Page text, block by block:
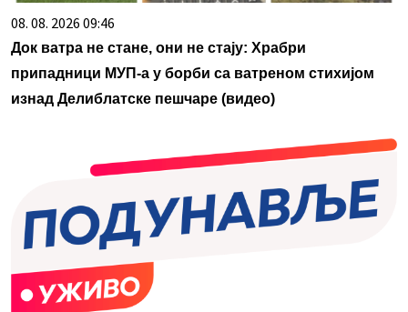
08. 08. 2026 09:46
Док ватра не стане, они не стају: Храбри
припадници МУП-а у борби са ватреном стихијом
изнад Делиблатске пешчаре (видео)